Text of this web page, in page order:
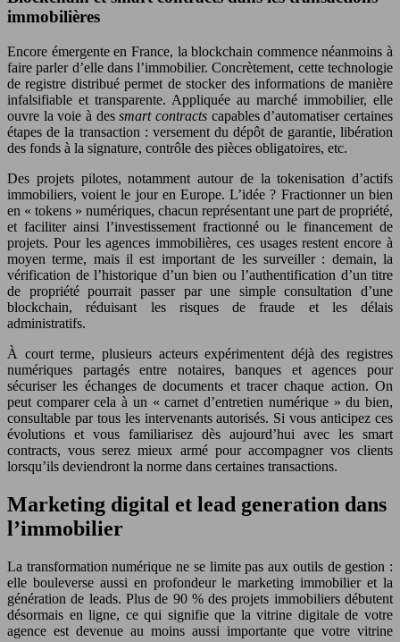
immobilières
Encore émergente en France, la blockchain commence néanmoins à
faire parler d’elle dans l’immobilier. Concrètement, cette technologie
de registre distribué permet de stocker des informations de manière
infalsifiable et transparente. Appliquée au marché immobilier, elle
ouvre la voie à dessmart contracts capables d’automatiser certaines
étapes de la transaction : versement du dépôt de garantie, libération
des fonds à la signature, contrôle des pièces obligatoires, etc.
Des projets pilotes, notamment autour de la tokenisation d’actifs
immobiliers, voient le jour en Europe. L’idée ? Fractionner un bien
en « tokens » numériques, chacun représentant une part de propriété,
et faciliter ainsi l’investissement fractionné ou le financement de
projets. Pour les agences immobilières, ces usages restent encore à
moyen terme, mais il est important de les surveiller : demain, la
vérification de l’historique d’un bien ou l’authentification d’un titre
de propriété pourrait passer par une simple consultation d’une
blockchain, réduisant les risques de fraude et les délais
administratifs.
À court terme, plusieurs acteurs expérimentent déjà des registres
numériques partagés entre notaires, banques et agences pour
sécuriser les échanges de documents et tracer chaque action. On
peut comparer cela à un « carnet d’entretien numérique » du bien,
consultable par tous les intervenants autorisés. Si vous anticipez ces
évolutions et vous familiarisez dès aujourd’hui avec les smart
contracts, vous serez mieux armé pour accompagner vos clients
lorsqu’ils deviendront la norme dans certaines transactions.
Marketing digital et lead generation dans
l’immobilier
La transformation numérique ne se limite pas aux outils de gestion :
elle bouleverse aussi en profondeur le marketing immobilier et la
génération de leads. Plus de 90 % des projets immobiliers débutent
désormais en ligne, ce qui signifie que la vitrine digitale de votre
agence est devenue au moins aussi importante que votre vitrine